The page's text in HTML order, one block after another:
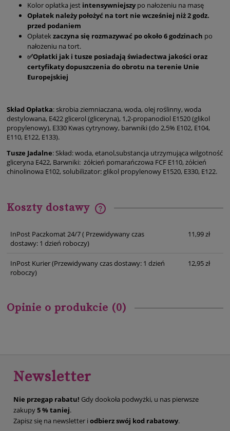
Kolor opłatka jest intensywniejszypo nałożeniu na masę
Opłatek należy położyć na tort nie wcześniej niż 2 godz.
przed podaniem
Opłatekzaczyna się rozmazywać po około 6 godzinach po
nałożeniu na tort.
✅Opłatki jak i tusze posiadają świadectwa jakości oraz
certyfikaty dopuszczenia do obrotu na terenie Unie
Europejskiej
Skład Opłatka: skrobia ziemniaczana, woda, olej roślinny, woda
destylowana, E422 glicerol (gliceryna), 1,2-propanodiol E1520 (glikol
propylenowy), E330 Kwas cytrynowy, barwniki (do 2,5% E102, E104,
E110, E122, E133).
Tusze Jadalne: Skład: woda, etanol,substancja utrzymująca wilgotność
gliceryna E422, Barwniki: żółcień pomarańczowa FCF E110, żółcień
chinolinowa E102, solubilizator: glikol propylenowy E1520, E330, E122.
Koszty dostawy
InPost Paczkomat 24/7( Przewidywany czas
dostawy: 1 dzień roboczy)
11,99 zł
InPost Kurier(Przewidywany czas dostawy: 1 dzień
roboczy)
12,95 zł
Opinie o produkcie (0)
Newsletter
Nie przegap rabatu! Gdy dookoła podwyżki, u nas pierwsze
zakupy5 % taniej.
Zapisz się na newsletter i odbierz swój kod rabatowy.